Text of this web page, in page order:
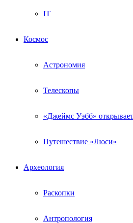
IT
Космос
Астрономия
Телескопы
«Джеймс Уэбб»
Путешествие «Люси»
Археология
Раскопки
Антропология